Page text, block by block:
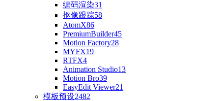
编码渲染31
抠像跟踪58
AtomX86
PremiumBuilder45
Motion Factory28
MYFX19
RTFX4
Animation Studio13
Motion Bro39
EasyEdit Viewer21
模板预设2482